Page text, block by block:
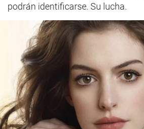
podrán identificarse. Su lucha.